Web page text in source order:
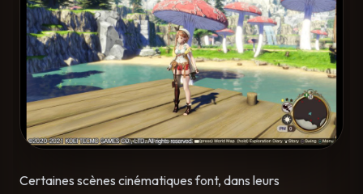
Certaines scènes cinématiques font, dans leurs